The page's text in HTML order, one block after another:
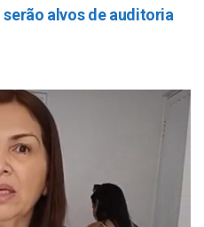
alvos de auditoria